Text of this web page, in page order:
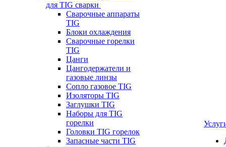
для TIG сварки
Сварочные аппараты
TIG
Блоки охлаждения
Сварочные горелки
TIG
Цанги
Цангодержатели и
газовые линзы
Сопло газовое TIG
Изоляторы TIG
Заглушки TIG
Наборы для TIG
горелки
Головки TIG горелок
Запасные части TIG